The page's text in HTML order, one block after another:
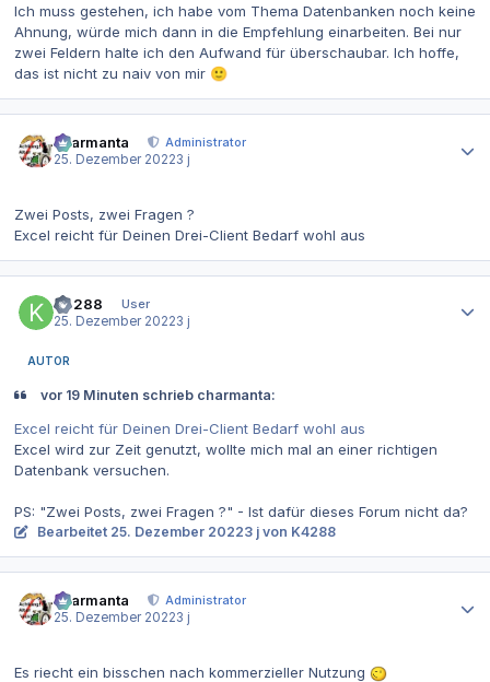
Ich muss gestehen, ich habe vom Thema Datenbanken noch keine
Ahnung, würde mich dann in die Empfehlung einarbeiten. Bei nur
zwei Feldern halte ich den Aufwand für überschaubar. Ich hoffe,
das ist nicht zu naiv von mir 🙂
charmanta
Administrator
25. Dezember 20223 j
Zwei Posts, zwei Fragen ?
Excel reicht für Deinen Drei-Client Bedarf wohl aus
K4288
User
25. Dezember 20223 j
AUTOR
vor 19 Minuten schrieb charmanta:
Excel reicht für Deinen Drei-Client Bedarf wohl aus
Excel wird zur Zeit genutzt, wollte mich mal an einer richtigen
Datenbank versuchen.
PS: "Zwei Posts, zwei Fragen ?" - Ist dafür dieses Forum nicht da?
Bearbeitet 25. Dezember 20223 j von K4288
charmanta
Administrator
25. Dezember 20223 j
Es riecht ein bisschen nach kommerzieller Nutzung